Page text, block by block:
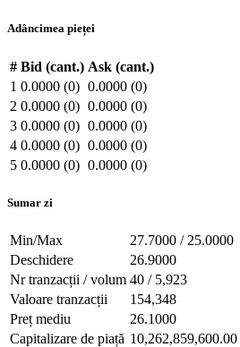
Adâncimea pieței
# Bid (cant.) Ask (cant.)
1 0.0000 (0) 0.0000 (0)
2 0.0000 (0) 0.0000 (0)
3 0.0000 (0) 0.0000 (0)
4 0.0000 (0) 0.0000 (0)
5 0.0000 (0) 0.0000 (0)
Sumar zi
Min/Max
27.7000 / 25.0000
Deschidere
26.9000
Nr tranzacții / volum 40 / 5,923
Valoare tranzacții
154,348
Preț mediu
26.1000
Capitalizare de piață 10,262,859,600.00